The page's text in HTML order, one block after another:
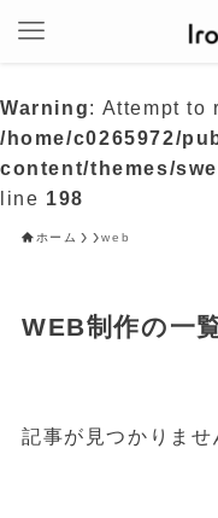
ホーム
Irodori Worksにつ
できること
MEO対策
制作事例
Warning: Attempt to
/home/c0265972/
content/themes/
line 198
ホーム web
WEB制作の一
記事が見つかりませ